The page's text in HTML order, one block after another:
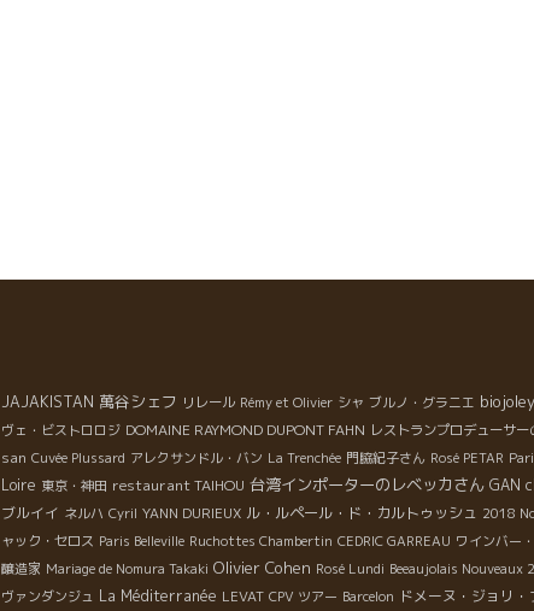
JAJAKISTAN 萬谷シェフ リレール Rémy et Olivier シャ ブルノ・グラニエ
ヴェ・ビストロロジ DOMAINE RAYMOND DUPONT FAHN レストランプロデューサ
san Cuvée Plussard アレクサンドル・バン La Trenchée 門脇紀子さん Rosé PETAR
Loire 東京・神田 restaurant TAIHOU 台湾インポーターのレベッカさん GAN
ブルイイ ネルハ Cyril YANN DURIEUX ル・ルペール・ド・カルトゥッシュ 2018
ャック・セロス Paris Belleville Ruchottes Chambertin CEDRIC GARREAU ワインバー
醸造家 Mariage de Nomura Takaki Olivier Cohen Rosé Lundi Beeaujolais Nouveaux
ヴァンダンジュ La Méditerranée LEVAT CPV ツアー Barcelon ドメーヌ・ジョリ